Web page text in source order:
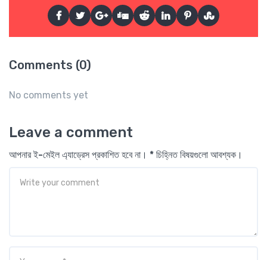
Comments (0)
No comments yet
Leave a comment
আপনার ই-মেইল এ্যাড্রেস প্রকাশিত হবে না। * চিহ্নিত বিষয়গুলো আবশ্যক।